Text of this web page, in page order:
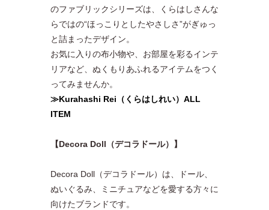
のファブリックシリーズは、くらはしさんな
らではの“ほっこりとしたやさしさ”がぎゅっ
と詰まったデザイン。
お気に入りの布小物や、お部屋を彩るインテ
リアなど、ぬくもりあふれるアイテムをつく
ってみませんか。
≫Kurahashi Rei（くらはしれい）ALL
ITEM
【Decora Doll（デコラドール）】
Decora Doll（デコラドール）は、ドール、
ぬいぐるみ、ミニチュアなどを愛する方々に
向けたブランドです。